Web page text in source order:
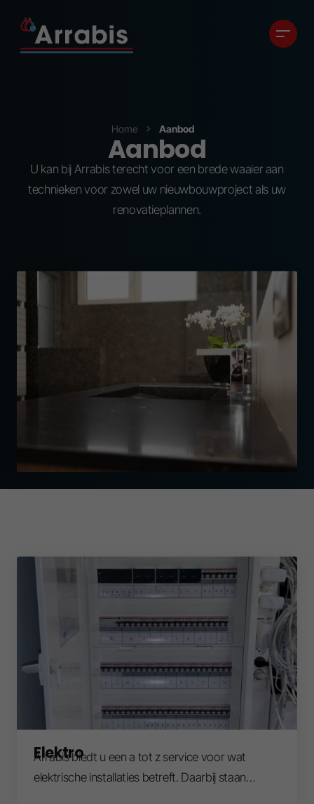
Home Aanbod
Aanbod
U kan bij Arrabis terecht voor een brede waaier aan
technieken voor zowel uw nieuwbouwproject als uw
renovatieplannen.
Elektro
Arrabis biedt u een a tot z service voor wat
elektrische installaties betreft. Daarbij staan